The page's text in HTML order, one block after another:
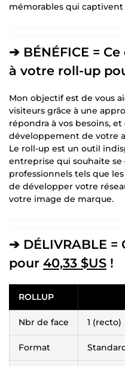
mémorables qui
➔ BÉNÉFICE =
à votre roll-up
Mon objectif est de vous
visiteurs grâce à une
répondra à vos besoins,
développement de votre
Le roll-up est un outil
entreprise qui souhaite
professionnels tels que
de développer votre
votre image de marque.
➔ DÉLIVRABLE =
pour 40,33 $US !
ROLLUP
Nbr de face 1 (recto)
Format